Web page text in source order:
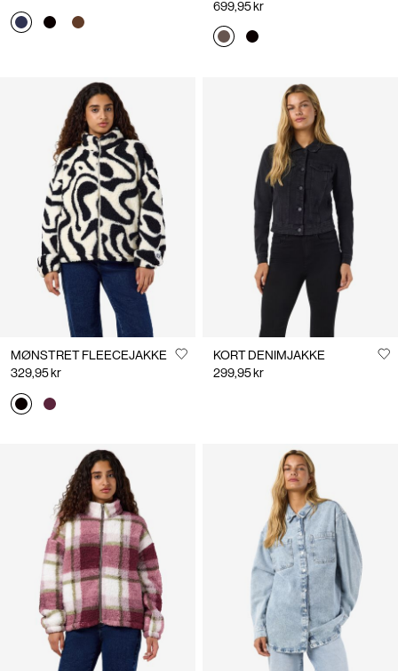
699,95 kr
MØNSTRET FLEECEJAKKE
329,95 kr
KORT DENIMJAKKE
299,95 kr